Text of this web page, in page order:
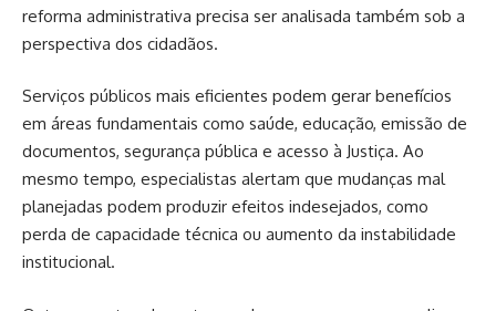
reforma administrativa precisa ser analisada também sob a
perspectiva dos cidadãos.
Serviços públicos mais eficientes podem gerar benefícios
em áreas fundamentais como saúde, educação, emissão de
documentos, segurança pública e acesso à Justiça. Ao
mesmo tempo, especialistas alertam que mudanças mal
planejadas podem produzir efeitos indesejados, como
perda de capacidade técnica ou aumento da instabilidade
institucional.